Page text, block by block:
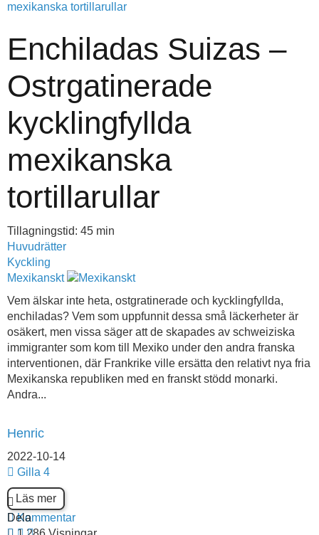
Enchiladas Suizas –
Ostrgatinerade
kycklingfyllda
mexikanska
tortillarullar
Tillagningstid: 45 min
Huvudrätter
Kyckling
Mexikanskt
Vem älskar inte heta, ostgratinerade och kycklingfyllda,
enchiladas? Vem som uppfunnit dessa små läckerheter är
osäkert, men vissa säger att de skapades av schweiziska
immigranter som kom till Mexiko under den andra franska
interventionen, där Frankrike ville ersätta den relativt nya fria
Mexikanska republiken med en franskt stödd monarki.
Andra...
Henric
2022-10-14
Gilla 4
Läs mer
Kommentar
Dela